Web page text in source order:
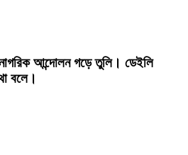
আন্দোলন গড়ে তুলি। ডেইলি
বলে।